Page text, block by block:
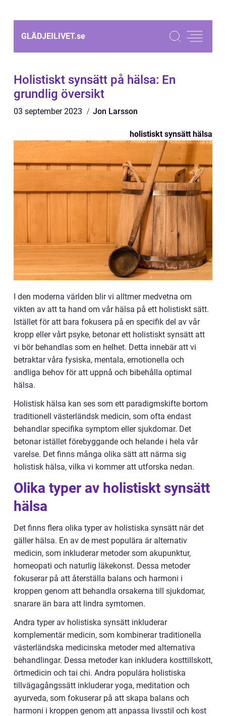
GLÄDJEILIVET.se
Holistiskt synsätt på hälsa: En
grundlig översikt
03 september 2023 Jon Larsson
holistiskt synsätt hälsa
I den moderna världen blir vi alltmer medvetna om
vikten av att ta hand om vår hälsa på ett holistiskt sätt.
Istället för att bara fokusera på en specifik del av vår
kropp eller vårt psyke, betonar ett holistiskt synsätt att
vi bör behandlas som en helhet. Detta innebär att vi
betraktar våra fysiska, mentala, emotionella och
andliga behov för att uppnå och bibehålla optimal
hälsa.
Holistisk hälsa kan ses som ett paradigmskifte bortom
traditionell västerländsk medicin, som ofta endast
behandlar specifika symptom eller sjukdomar. Det
betonar istället förebyggande och helande i hela vår
varelse. Det finns många olika sätt att närma sig
holistisk hälsa, vilka vi kommer att utforska nedan.
Olika typer av holistiskt synsätt
hälsa
Det finns flera olika typer av holistiska synsätt när det
gäller hälsa. En av de mest populära är alternativ
medicin, som inkluderar metoder som akupunktur,
homeopati och naturlig läkekonst. Dessa metoder
fokuserar på att återställa balans och harmoni i
kroppen genom att behandla orsakerna till sjukdomar,
snarare än bara att lindra symtomen.
Andra typer av holistiska synsätt inkluderar
komplementär medicin, som kombinerar traditionella
västerländska medicinska metoder med alternativa
behandlingar. Dessa metoder kan inkludera kosttillskott,
örtmedicin och tai chi. Andra populära holistiska
tillvägagångssätt inkluderar yoga, meditation och
ayurveda, som fokuserar på att skapa balans och
harmoni i kroppen genom att anpassa livsstil och kost